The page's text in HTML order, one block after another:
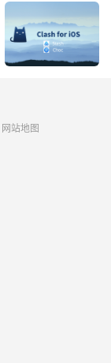
网站地图